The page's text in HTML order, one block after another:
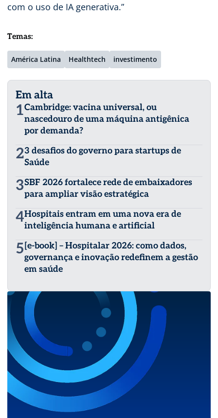
com o uso de IA generativa.”
Temas:
América Latina Healthtech investimento
Em alta
1Cambridge: vacina universal, ou
nascedouro de uma máquina antigênica
por demanda?
23 desafios do governo para startups de
Saúde
3SBF 2026 fortalece rede de embaixadores
para ampliar visão estratégica
4Hospitais entram em uma nova era de
inteligência humana e artificial
5 [e-book] – Hospitalar 2026: como dados,
governança e inovação redefinem a gestão
em saúde